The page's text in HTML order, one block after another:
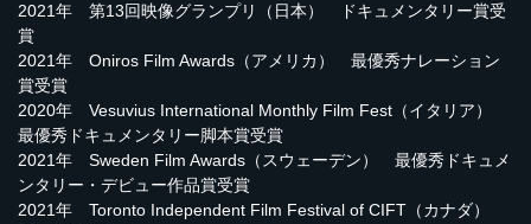
2021年 第13回映像グランプリ（日本） ドキュメンタリー賞受
賞
2021年 Oniros Film Awards（アメリカ） 最優秀ナレーション
賞受賞
2020年 Vesuvius International Monthly Film Fest（イタリア）
最優秀ドキュメンタリー脚本賞受賞
2021年 Sweden Film Awards（スウェーデン） 最優秀ドキュメ
ンタリー・デビュー作品賞受賞
2021年 Toronto Independent Film Festival of CIFT（カナダ）